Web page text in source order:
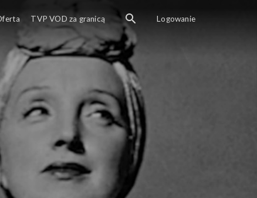
TVP VOD za granicą Logowanie